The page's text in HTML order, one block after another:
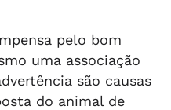
pelo bom
uma associação
são causas
do animal de